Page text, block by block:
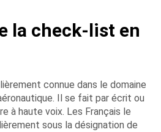
la check-list en
connue dans le domaine
Il se fait par écrit ou
à haute voix. Les Français le
sous la désignation de